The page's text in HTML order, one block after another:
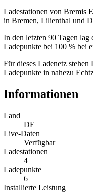
Ladestationen von Bremis
in Bremen, Lilienthal und
In den letzten 90 Tagen
Ladepunkte bei 100 % bei
Für dieses Ladenetz
Ladepunkte in nahezu
Informationen
Land
DE
Live-Daten
Verfügbar
Ladestationen
4
Ladepunkte
6
Installierte Leistung